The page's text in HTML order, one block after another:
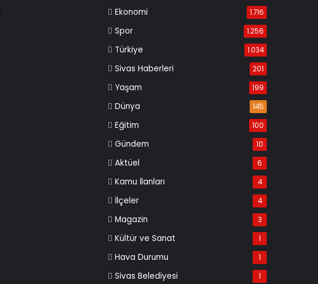
Ekonomi 1.716
Spor 1.256
Türkiye 1.034
Sivas Haberleri 201
Yaşam 199
Dünya 145
Eğitim 100
Gündem 10
Aktüel 6
Kamu İlanları 4
İlçeler 4
Magazin 3
Kültür ve Sanat 1
Hava Durumu 1
Sivas Belediyesi 1